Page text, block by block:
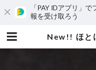
「PAY IDアプリ」
報を受け取ろう